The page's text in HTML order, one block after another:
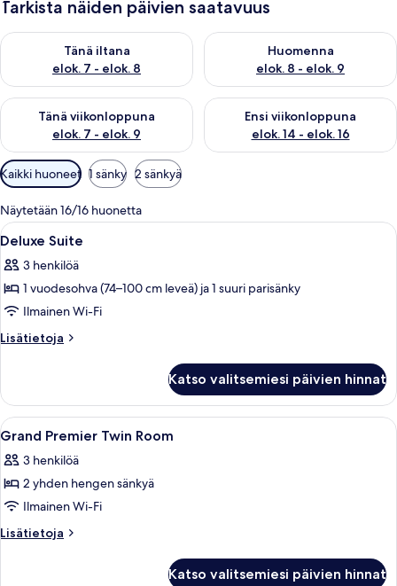
Tarkista näiden päivien saatavuus
Tänä iltana
elok. 7 - elok. 8
Tarkista tämän illan saatavuus elok. 7 - elok. 8
Huomenna
elok. 8 - elok. 9
Tarkista huomisen saatavuus
Tänä viikonloppuna
elok. 7 - elok. 9
Tarkista tämän viikonlopun saatavuus elok. 7 - elok. 9
Ensi viikonloppuna
elok. 14 - elok. 16
Tarkista ensi viikonlopun
Huoneille
saatavilla
olevia
suodattimia
Kaikki huoneet 1 sänky 2 sänkyä
Näytetään 16/16 huonetta
Avaa
kaikki
huonetyypin
Deluxe
Suite
kuvat
Egyptinpuuvillaiset lakanat, ylelliset
5
Deluxe Suite
3 henkilöä
1 vuodesohva (74–100 cm leveä) ja 1 suuri parisänky
Ilmainen Wi-Fi
Lisätietoja
Lisätietoja
Katso valitsemiesi päivien hinnat
Avaa
kaikki
huonetyypin
Grand
Premier
Twin
Hotellihuone, jossa on suuri sänky,
4
Grand Premier Twin Room
3 henkilöä
2 yhden hengen sänkyä
Ilmainen Wi-Fi
Lisätietoja
Lisätietoja
Katso valitsemiesi päivien hinnat